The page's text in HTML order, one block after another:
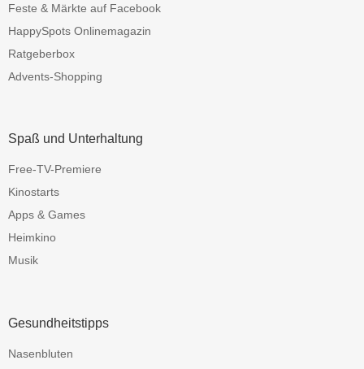
Feste & Märkte auf Facebook
HappySpots Onlinemagazin
Ratgeberbox
Advents-Shopping
Spaß und Unterhaltung
Free-TV-Premiere
Kinostarts
Apps & Games
Heimkino
Musik
Gesundheitstipps
Nasenbluten